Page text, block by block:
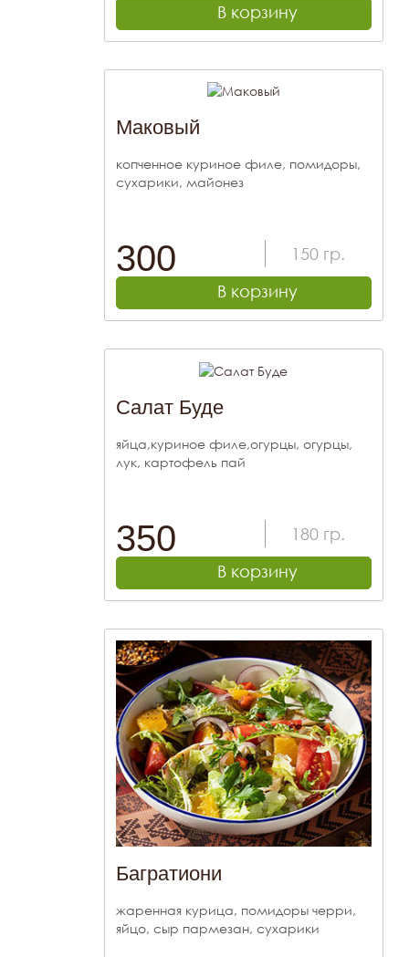
В корзину
Маковый
копченное куриное филе, помидоры,
сухарики, майонез
300 150 гр.
В корзину
Салат Буде
яйца,куриное филе,огурцы, огурцы,
лук, картофель пай
350 180 гр.
В корзину
Багратиони
жаренная курица, помидоры черри,
яйцо, сыр пармезан, сухарики